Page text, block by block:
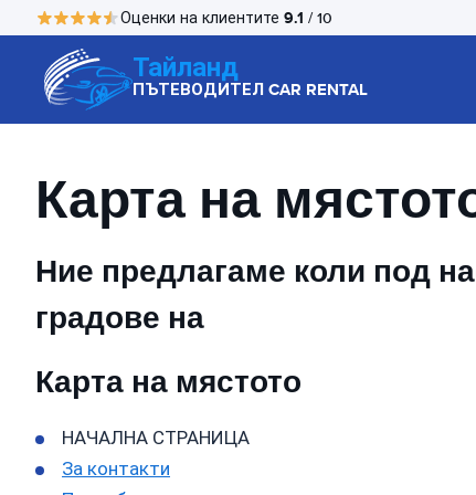
Оценки на клиентите 9.1 / 10
Тайланд
ПЪТЕВОДИТЕЛ CAR RENTAL
Карта на
Ние предлагаме коли под
градове на
Карта на мястото
НАЧАЛНА СТРАНИЦА
За контакти